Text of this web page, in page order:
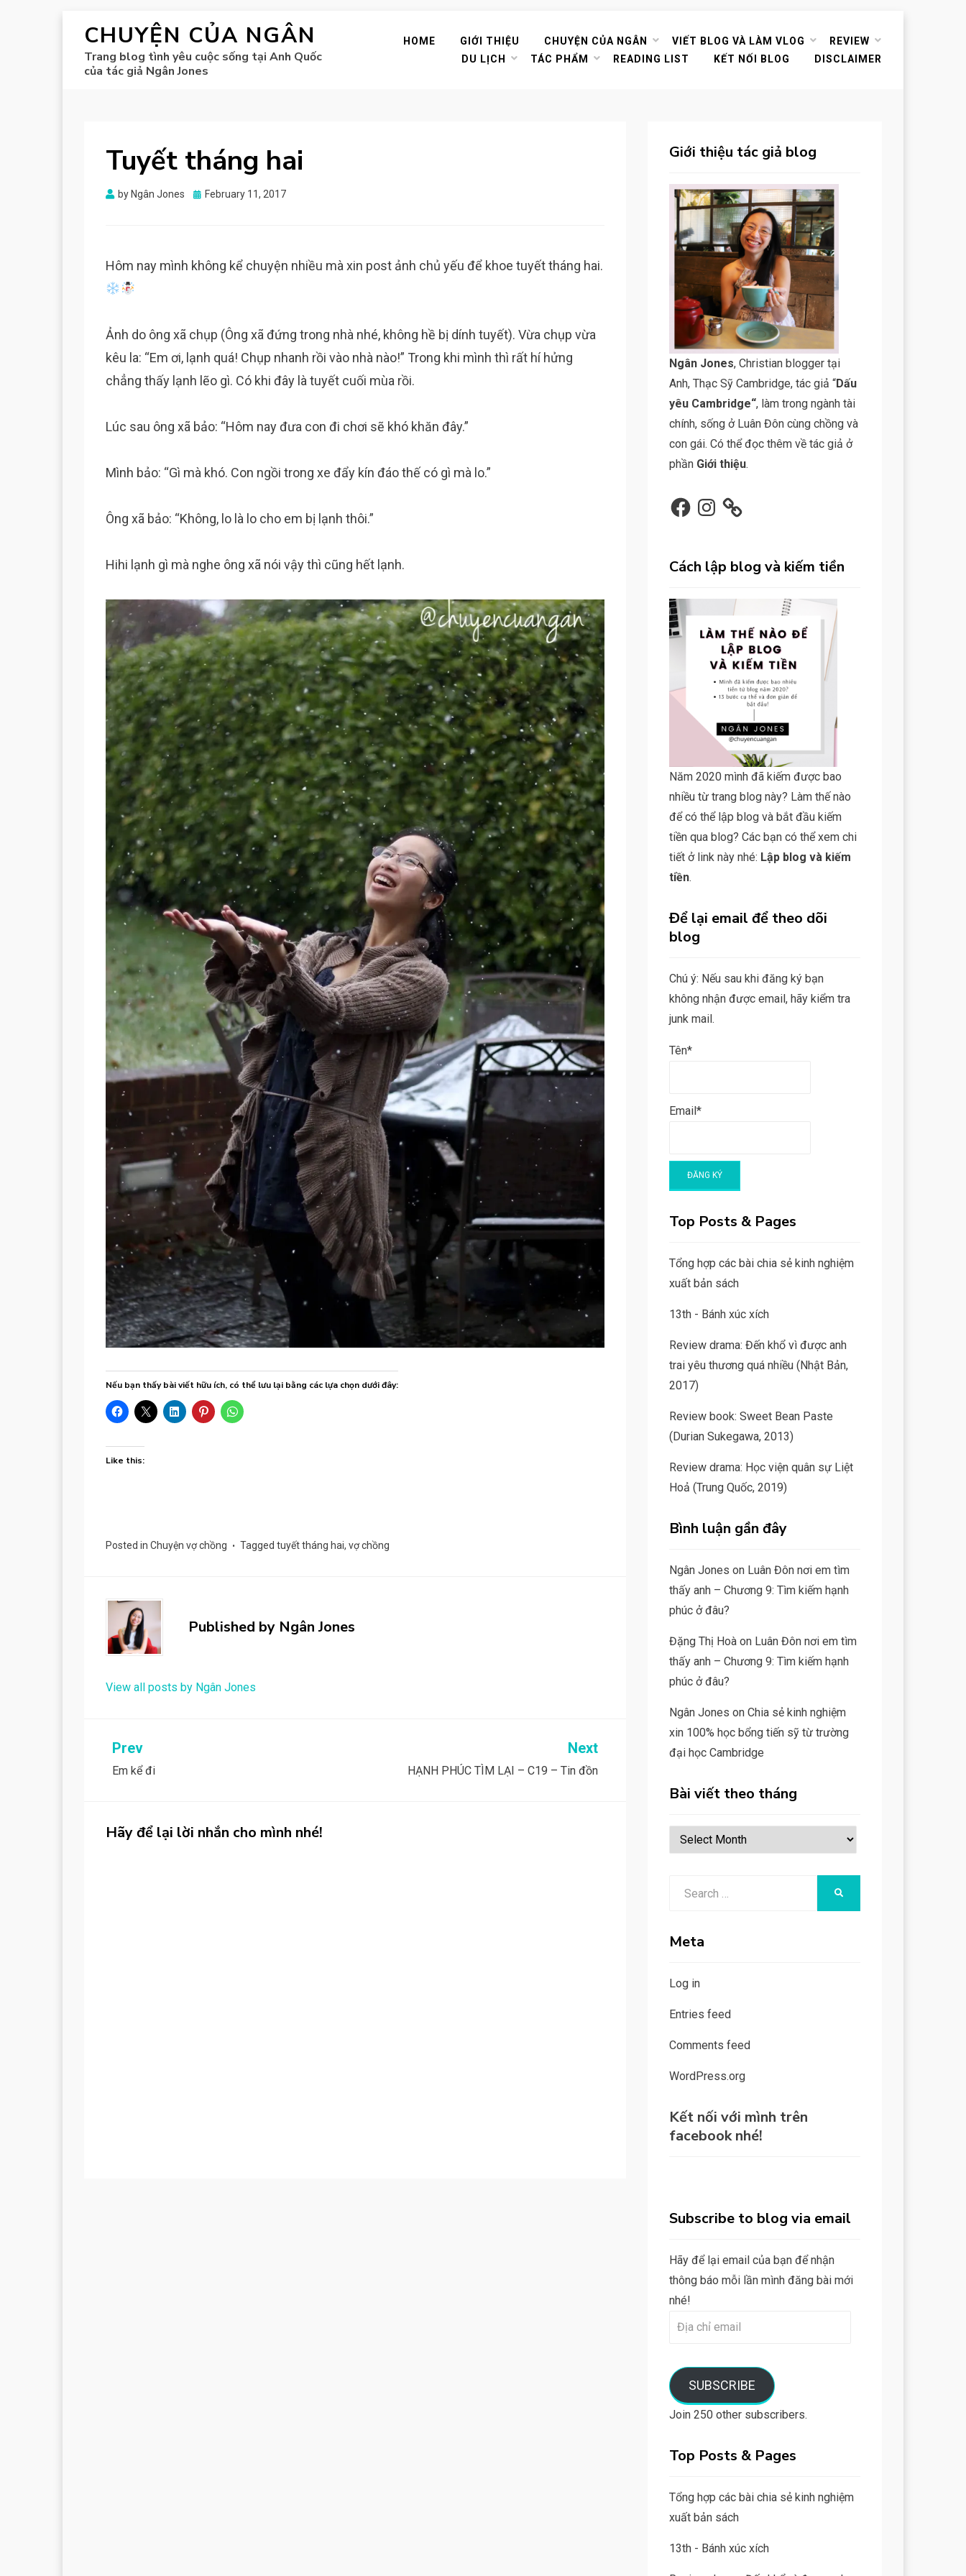
CHUYỆN CỦA NGÂN
Trang blog tình yêu cuộc sống tại Anh Quốc
của tác giả Ngân Jones
HOME GIỚI THIỆU CHUYỆN CỦA NGÂN VIẾT BLOG VÀ LÀM VLOG
REVIEW
DU LỊCH
TÁC PHẨM READING LIST KẾT NỐI BLOG DISCLAIMER
Tuyết tháng hai
by Ngân Jones
Posted
February 11, 2017
Hôm nay mình không kể chuyện nhiều mà xin post ảnh chủ yếu để khoe tuyết tháng hai.
Ảnh do ông xã chụp (Ông xã đứng trong nhà nhé, không hề bị dính tuyết). Vừa chụp vừa
kêu la: “Em ơi, lạnh quá! Chụp nhanh rồi vào nhà nào!” Trong khi mình thì rất hí hửng
chẳng thấy lạnh lẽo gì. Có khi đây là tuyết cuối mùa rồi.
Lúc sau ông xã bảo: “Hôm nay đưa con đi chơi sẽ khó khăn đây.”
Mình bảo: “Gì mà khó. Con ngồi trong xe đẩy kín đáo thế có gì mà lo.”
Ông xã bảo: “Không, lo là lo cho em bị lạnh thôi.”
Hihi lạnh gì mà nghe ông xã nói vậy thì cũng hết lạnh.
Nếu bạn thấy bài viết hữu ích, có thể lưu lại bằng các lựa chọn dưới đây:
Like this:
Posted in Chuyện vợ chồng Tagged tuyết tháng hai, vợ chồng
Published by Ngân Jones
View all posts by Ngân Jones
Post
navigation
Prev
Em kể đi
Next
HẠNH PHÚC TÌM LẠI – C19 – Tin đồn
Hãy để lại lời nhắn cho mình nhé!
Giới thiệu tác giả blog
Ngân Jones, Christian blogger tại
Anh, Thạc Sỹ Cambridge, tác giả “Dấu
yêu Cambridge“, làm trong ngành tài
chính, sống ở Luân Đôn cùng chồng và
con gái. Có thể đọc thêm về tác giả ở
phần Giới thiệu.
FacebookInstagram
Cách lập blog và kiếm tiền
Năm 2020 mình đã kiếm được bao
nhiều từ trang blog này? Làm thế nào
để có thể lập blog và bắt đầu kiếm
tiền qua blog? Các bạn có thể xem chi
tiết ở link này nhé: Lập blog và kiếm
tiền.
Để lại email để theo dõi
blog
Chú ý: Nếu sau khi đăng ký bạn
không nhận được email, hãy kiểm tra
junk mail.
Tên*
Email*
Top Posts & Pages
Tổng hợp các bài chia sẻ kinh nghiệm
xuất bản sách
13th - Bánh xúc xích
Review drama: Đến khổ vì được anh
trai yêu thương quá nhiều (Nhật Bản,
2017)
Review book: Sweet Bean Paste
(Durian Sukegawa, 2013)
Review drama: Học viện quân sự Liệt
Hoả (Trung Quốc, 2019)
Bình luận gần đây
Ngân Jones on Luân Đôn nơi em tìm
thấy anh – Chương 9: Tìm kiếm hạnh
phúc ở đâu?
Đặng Thị Hoàon Luân Đôn nơi em tìm
thấy anh – Chương 9: Tìm kiếm hạnh
phúc ở đâu?
Ngân Jones on Chia sẻ kinh nghiệm
xin 100% học bổng tiến sỹ từ trường
đại học Cambridge
Bài viết theo tháng
Bài
viết
tháng
Meta
Log in
Entries feed
Comments feed
WordPress.org
Kết nối với mình trên
facebook nhé!
Subscribe to blog via email
Hãy để lại email của bạn để nhận
thông báo mỗi lần mình đăng bài mới
nhé!
Địa
SUBSCRIBE
Join 250 other subscribers.
Top Posts & Pages
Tổng hợp các bài chia sẻ kinh nghiệm
xuất bản sách
13th - Bánh xúc xích